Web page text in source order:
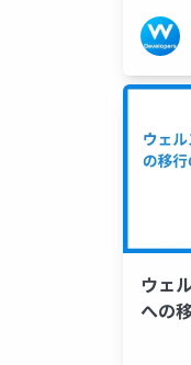
ウェ
への